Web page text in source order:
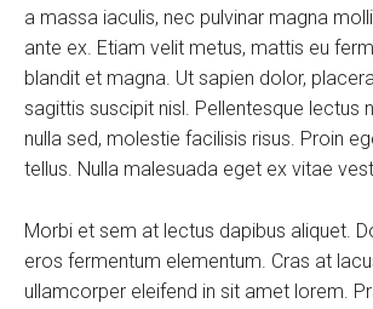
a massa iaculis, nec pulvinar magna
ante ex. Etiam velit metus, mattis eu
blandit et magna. Ut sapien dolor,
sagittis suscipit nisl. Pellentesque lectus
nulla sed, molestie facilisis risus. Proin
tellus. Nulla malesuada eget ex vitae
Morbi et sem at lectus dapibus aliquet.
eros fermentum elementum. Cras at
ullamcorper eleifend in sit amet lorem.